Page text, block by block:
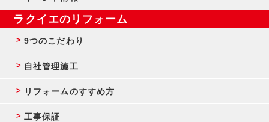
ラクイエのリフォーム
9つのこだわり
自社管理施工
リフォームのすすめ方
工事保証